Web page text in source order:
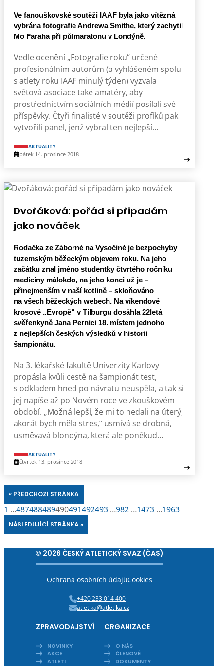
Ve fanouškovské soutěži IAAF byla jako vítězná
vybrána fotografie Andrewa Smithe, který zachytil
Mo Faraha při půlmaratonu v Londýně.
Vedle ocenění „Fotografie roku“ určené
profesionálním autorům (a vyhlášeném spolu
s atlety roku IAAF minulý týden) vyzvala
světová asociace také amatéry, aby
prostřednictvím sociálních médií posílali své
příspěvky. Čtyři finalisté v soutěži profíků pak
vytvořili panel, jenž vybral ten nejlepší…
AKTUALITY
pátek 14. prosince 2018
Dvořáková: pořád si připadám
jako nováček
Rodačka ze Záborné na Vysočině je bezpochyby
tuzemským běžeckým objevem roku. Na jeho
začátku znal jméno studentky čtvrtého ročníku
medicíny málokdo, na jeho konci už je –
přinejmenším v naší kotlině – skloňováno
na všech běžeckých webech. Na víkendové
krosové „Evropě“ v Tilburgu dosáhla 22letá
svěřenkyně Jana Pernici 18. místem jednoho
z nejlepších českých výsledků v historii
šampionátu.
Na 3. lékařské fakultě Univerzity Karlovy
propásla kvůli cestě na šampionát test,
s odkladem hned po návratu neuspěla, a tak si
jej napíše až po Novém roce ve zkouškovém
období. „Možná lepší, že mi to nedali na úterý,
akorát bych měla stres,“ usmívá se drobná,
usměvavá blondýna, která ale poněkud…
AKTUALITY
čtvrtek 13. prosince 2018
« PŘEDCHOZÍ STRÁNKA
1 …487488489490491492493 …982 …1473 …1963
NÁSLEDUJÍCÍ STRÁNKA »
© 2026 ČESKÝ ATLETICKÝ SVAZ (ČAS)
Ochrana osobních údajůCookies
+420 233 014 400
atletika@atletika.cz
ZPRAVODAJSTVÍ
NOVINKY
AKCE
ATLETI
ORGANIZACE
O NÁS
ČLENOVÉ
DOKUMENTY